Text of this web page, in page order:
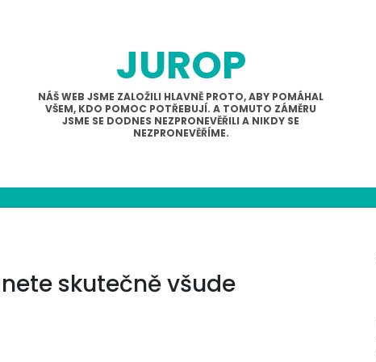
JUROP
NÁŠ WEB JSME ZALOŽILI HLAVNĚ PROTO, ABY POMÁHAL
VŠEM, KDO POMOC POTŘEBUJÍ. A TOMUTO ZÁMĚRU
JSME SE DODNES NEZPRONEVĚŘILI A NIKDY SE
NEZPRONEVĚŘÍME.
skutečně všude